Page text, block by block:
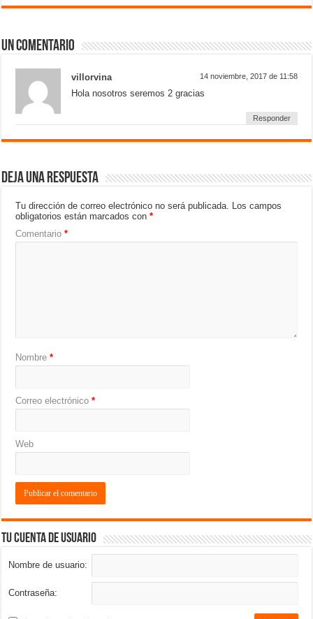
Un comentario
villorvina 14 noviembre, 2017 de 11:58
Hola nosotros seremos 2 gracias
Responder
Deja una respuesta
Tu dirección de correo electrónico no será publicada. Los campos
obligatorios están marcados con*
Comentario*
Nombre*
Correo electrónico*
Web
Tu cuenta de usuario
Nombre de usuario:
Contraseña: